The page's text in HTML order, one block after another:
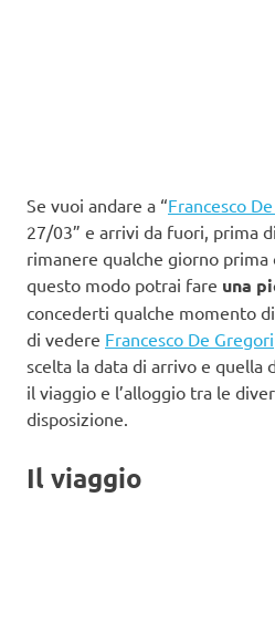
Se vuoi andare a “Francesco
27/03” e arrivi da fuori, prima
rimanere qualche giorno prima
questo modo potrai fare una
concederti qualche momento
di vedere Francesco De Gregori
scelta la data di arrivo e
il viaggio e l’alloggio tra le
disposizione.
Il viaggio